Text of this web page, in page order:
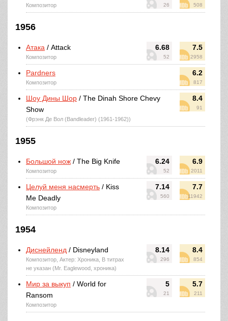
26 508
Композитор
1956
6.68
52
7.5
2958
Атака / Attack
Композитор
6.2
817
Pardners
Композитор
8.4
91
Шоу Дины Шор / The Dinah Shore Chevy
Show
(Фрэнк Де Вол (Bandleader) (1961-1962))
1955
6.24
52
6.9
2011
Большой нож / The Big Knife
Композитор
7.14
560
7.7
11942
Целуй меня насмерть / Kiss
Me Deadly
Композитор
1954
8.14
296
8.4
854
Диснейленд / Disneyland
Композитор, Актер: Хроника, В титрах
не указан (Mr. Eaglewood, хроника)
5
21
5.7
211
Мир за выкуп / World for
Ransom
Композитор